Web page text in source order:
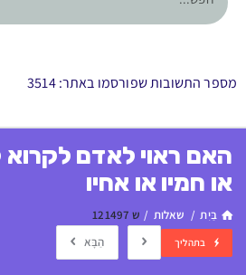
מספר התשובות שפורסמו באתר: 3514
האם ראוי לאדם לקרוא
או חמיו או אחיו
בַּיִת / שאלות / ש 121497
הַבָּא
בתהליך